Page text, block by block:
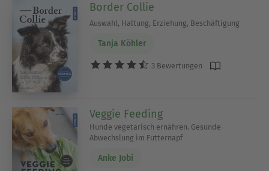
Border Collie
Auswahl, Haltung, Erziehung, Beschäftigung
Tanja Köhler
3 Bewertungen
Veggie Feeding
Hunde vegetarisch ernähren. Gesunde
Abwechslung im Futternapf
Anke Jobi